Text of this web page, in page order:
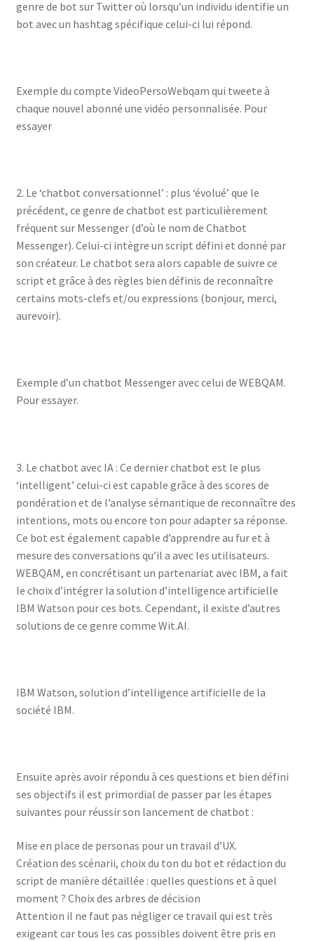
genre de bot sur Twitter où lorsqu’un individu identifie un
bot avec un hashtag spécifique celui-ci lui répond.
Exemple du compte VideoPersoWebqam qui tweete à
chaque nouvel abonné une vidéo personnalisée. Pour
essayer
2. Le ‘chatbot conversationnel’ : plus ‘évolué’ que le
précédent, ce genre de chatbot est particulièrement
fréquent sur Messenger (d’où le nom de Chatbot
Messenger). Celui-ci intègre un script défini et donné par
son créateur. Le chatbot sera alors capable de suivre ce
script et grâce à des règles bien définis de reconnaître
certains mots-clefs et/ou expressions (bonjour, merci,
aurevoir).
Exemple d’un chatbot Messenger avec celui de WEBQAM.
Pour essayer.
3. Le chatbot avec IA : Ce dernier chatbot est le plus
‘intelligent’ celui-ci est capable grâce à des scores de
pondération et de l’analyse sémantique de reconnaître des
intentions, mots ou encore ton pour adapter sa réponse.
Ce bot est également capable d’apprendre au fur et à
mesure des conversations qu’il a avec les utilisateurs.
WEBQAM, en concrétisant un partenariat avec IBM, a fait
le choix d’intégrer la solution d’intelligence artificielle
IBM Watson pour ces bots. Cependant, il existe d’autres
solutions de ce genre comme Wit.AI.
IBM Watson, solution d’intelligence artificielle de la
société IBM.
Ensuite après avoir répondu à ces questions et bien défini
ses objectifs il est primordial de passer par les étapes
suivantes pour réussir son lancement de chatbot :
Mise en place de personas pour un travail d’UX.
Création des scénarii, choix du ton du bot et rédaction du
script de manière détaillée : quelles questions et à quel
moment ? Choix des arbres de décision
Attention il ne faut pas négliger ce travail qui est très
exigeant car tous les cas possibles doivent être pris en